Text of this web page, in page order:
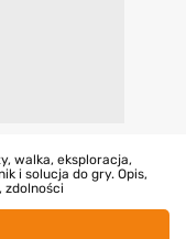
walka, eksploracja,
i solucja do gry. Opis,
zdolności